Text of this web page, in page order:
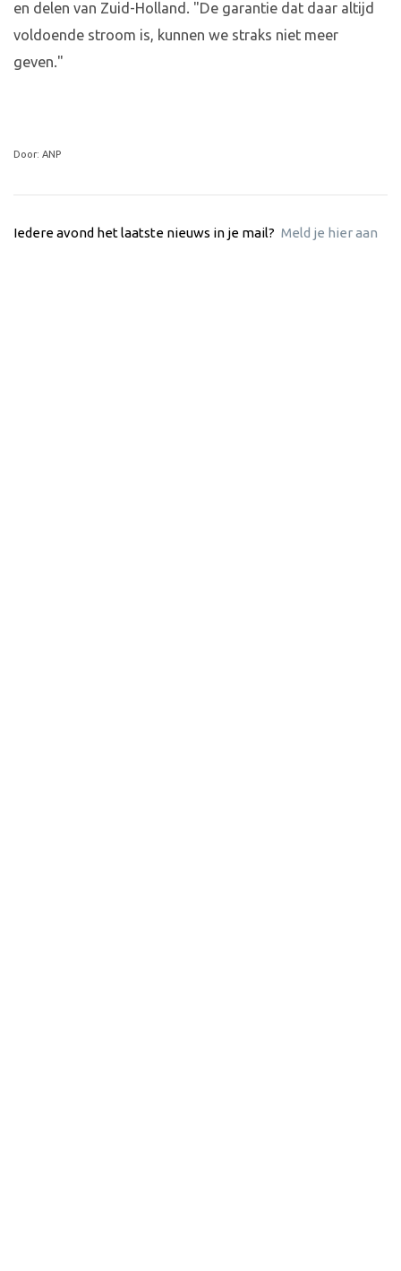
en delen van Zuid-Holland. "De garantie dat daar altijd
voldoende stroom is, kunnen we straks niet meer
geven."
Door: ANP
Iedere avond het laatste nieuws in je mail? Meld je hier aan